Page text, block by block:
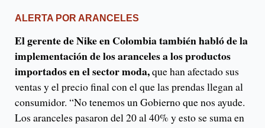
ALERTA POR ARANCELES
El gerente de Nike en Colombia también habló de la
implementación de los aranceles a los productos
importados en el sector moda,que han afectado sus
ventas y el precio final con el que las prendas llegan al
consumidor. “No tenemos un Gobierno que nos ayude.
Los aranceles pasaron del 20 al 40% y esto se suma en